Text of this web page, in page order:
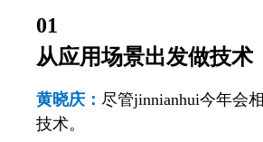
01
从应用场景出发做技术
黄晓庆：尽管jinnianhui今年会
技术。